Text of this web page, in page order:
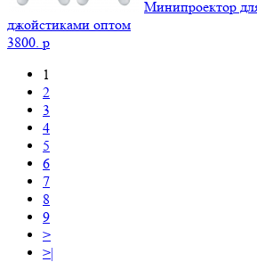
Минипроектор
джойстиками оптом
3800. p
1
2
3
4
5
6
7
8
9
>
>|